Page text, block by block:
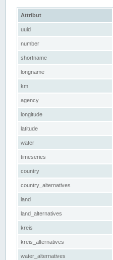
Attribut
uuid
number
shortname
longname
km
agency
longitude
latitude
water
timeseries
country
country_alternatives
land
land_alternatives
kreis
kreis_alternatives
water_alternatives